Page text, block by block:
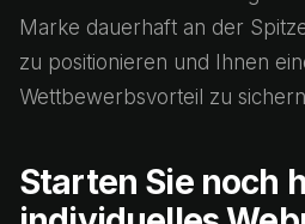
Marke dauerhaft an der
zu positionieren und Ihnen
Wettbewerbsvorteil zu
Starten Sie noch